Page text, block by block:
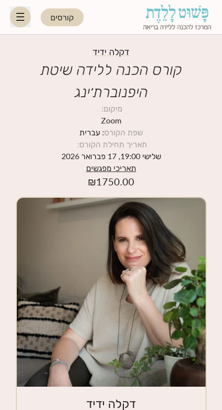
קורסים
היפנוברת׳ינג
תאריכי קורסים קרובים
בלוג
צרי קשר
דקלה ידיד
קורס הכנה ללידה שיטת
היפנוברת׳ינג
מיקום:
Zoom
שפת הקורס: עברית
תאריך תחילת הקורס:
שלישי 19:00, 17 פברואר 2026
תאריכי מפגשים
₪1750.00
דקלה ידיד